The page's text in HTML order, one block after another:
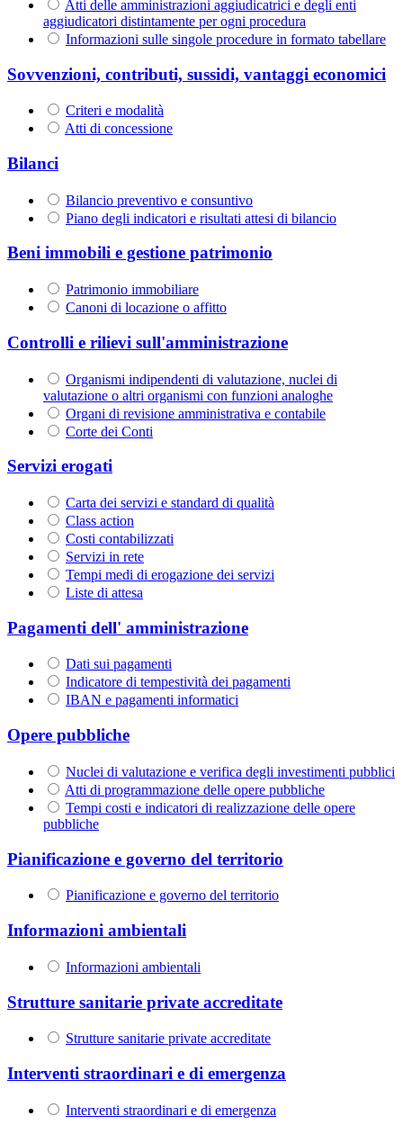
Atti delle amministrazioni aggiudicatrici e degli enti
aggiudicatori distintamente per ogni procedura
Informazioni sulle singole procedure in formato tabellare
Sovvenzioni, contributi, sussidi, vantaggi economici
Criteri e modalità
Atti di concessione
Bilanci
Bilancio preventivo e consuntivo
Piano degli indicatori e risultati attesi di bilancio
Beni immobili e gestione patrimonio
Patrimonio immobiliare
Canoni di locazione o affitto
Controlli e rilievi sull'amministrazione
Organismi indipendenti di valutazione, nuclei di
valutazione o altri organismi con funzioni analoghe
Organi di revisione amministrativa e contabile
Corte dei Conti
Servizi erogati
Carta dei servizi e standard di qualità
Class action
Costi contabilizzati
Servizi in rete
Tempi medi di erogazione dei servizi
Liste di attesa
Pagamenti dell' amministrazione
Dati sui pagamenti
Indicatore di tempestività dei pagamenti
IBAN e pagamenti informatici
Opere pubbliche
Nuclei di valutazione e verifica degli investimenti pubblici
Atti di programmazione delle opere pubbliche
Tempi costi e indicatori di realizzazione delle opere
pubbliche
Pianificazione e governo del territorio
Pianificazione e governo del territorio
Informazioni ambientali
Informazioni ambientali
Strutture sanitarie private accreditate
Strutture sanitarie private accreditate
Interventi straordinari e di emergenza
Interventi straordinari e di emergenza